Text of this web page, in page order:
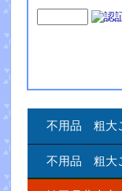
不用品 粗大
不用品 粗大